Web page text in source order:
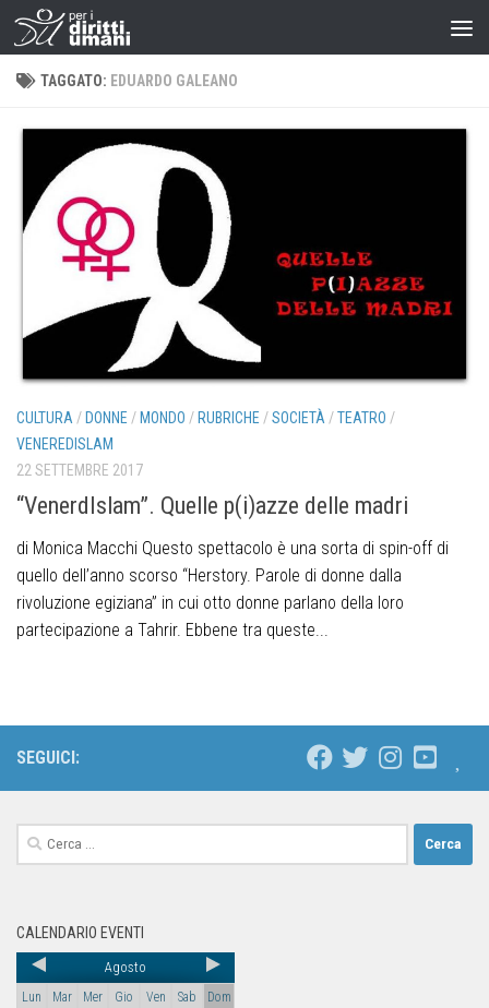
TAGGATO: EDUARDO GALEANO
CULTURA /DONNE /MONDO /RUBRICHE /SOCIETÀ /TEATRO /
VENEREDISLAM
22 SETTEMBRE 2017
“VenerdIslam”. Quelle p(i)azze delle madri
di Monica Macchi Questo spettacolo è una sorta di spin-off di
quello dell’anno scorso “Herstory. Parole di donne dalla
rivoluzione egiziana” in cui otto donne parlano della loro
partecipazione a Tahrir. Ebbene tra queste...
SEGUICI:
CALENDARIO EVENTI
Agosto
Lun Mar Mer Gio Ven Sab
Dom